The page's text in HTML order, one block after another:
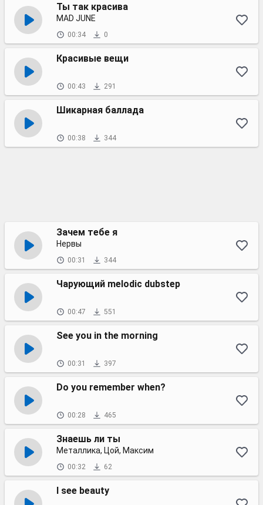
Ты так красива
MAD JUNE
00:34 0
Красивые вещи
00:43 291
Шикарная баллада
00:38 344
Зачем тебе я
Нервы
00:31 344
Чарующий melodic dubstep
00:47 551
See you in the morning
00:31 397
Do you remember when?
00:28 465
Знаешь ли ты
Металлика, Цой, Максим
00:32 62
I see beauty